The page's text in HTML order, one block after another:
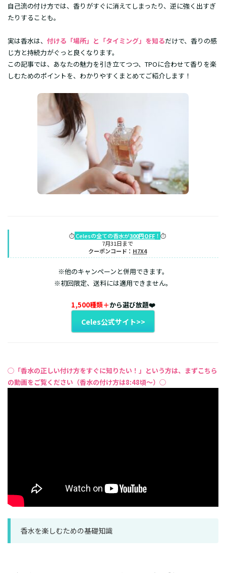
自己流の付け方では、香りがすぐに消えてしまったり、逆に強く出すぎ
たりすることも。
​実は香水は、 付ける「場所」と「タイミング」を知るだけで、香りの感
じ方と持続力がぐっと良くなります。
​この記事では、あなたの魅力を引き立てつつ、TPOに合わせて香りを楽
しむためのポイントを、わかりやすくまとめてご紹介します！
⏱️Celesの全ての香水が300円OFF ！ ⏱️
7月31日まで
クーポンコード： H7X4
※他のキャンペーンと併用できます。
※初回限定、送料には適用できません。
1,500種類＋から選び放題❤️
Celes公式サイト>>
◯「香水の正しい付け方をすぐに知りたい！」という方は、まずこちら
の動画をご覧ください（香水の付け方は8:48頃〜）◯
香水を楽しむための基礎知識